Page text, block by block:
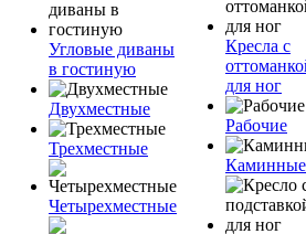
Угловые диваны
в гостиную
Двухместные
Трехместные
Четырехместные
Кресла с
для ног
Рабочие
Каминные